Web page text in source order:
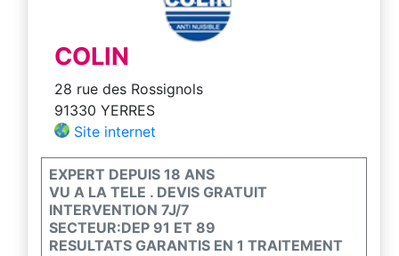
COLIN
28 rue des Rossignols
91330 YERRES
Site internet
EXPERT DEPUIS 18 ANS
VU A LA TELE . DEVIS GRATUIT
INTERVENTION 7J/7
SECTEUR:DEP 91 ET 89
RESULTATS GARANTIS EN 1 TRAITEMENT